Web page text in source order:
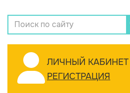
ЛИЧНЫЙ КАБИНЕТ
РЕГИСТРАЦИЯ